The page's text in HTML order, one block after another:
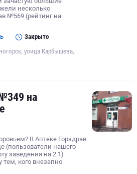
несколько
№569 (рейтинг на
Закрыто
улица Карбышева,
на
В Аптеке Горздрав
(пользователи нашего
заведения на 2.1)
кого внезапно